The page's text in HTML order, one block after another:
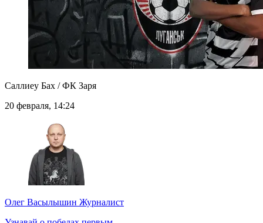
Саллиеу Бах / ФК Заря
20 февраля, 14:24
Олег Васылышин Журналист